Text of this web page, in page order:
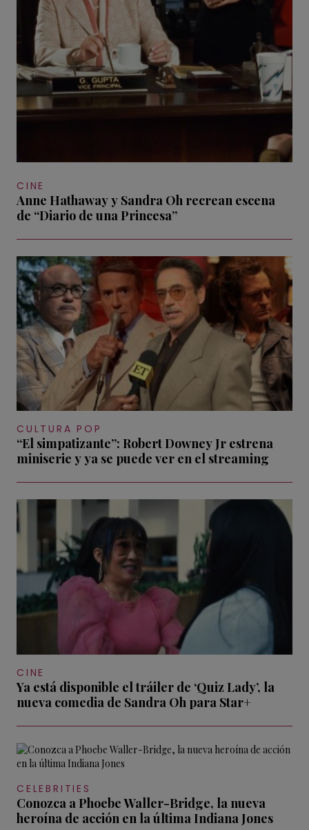
CINE
Anne Hathaway y Sandra Oh recrean escena
de “Diario de una Princesa”
CULTURA POP
“El simpatizante”: Robert Downey Jr estrena
miniserie y ya se puede ver en el streaming
CINE
Ya está disponible el tráiler de ‘Quiz Lady’, la
nueva comedia de Sandra Oh para Star+
CELEBRITIES
Conozca a Phoebe Waller-Bridge, la nueva
heroína de acción en la última Indiana Jones